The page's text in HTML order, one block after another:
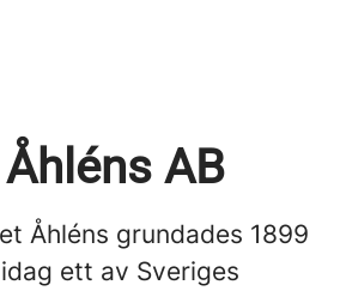
AB
Åhléns grundades 1899
ett av Sveriges